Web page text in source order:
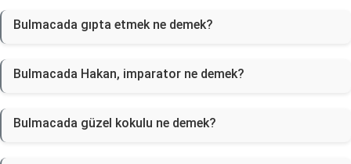
Bulmacada gıpta etmek ne demek?
Bulmacada Hakan, imparator ne demek?
Bulmacada güzel kokulu ne demek?